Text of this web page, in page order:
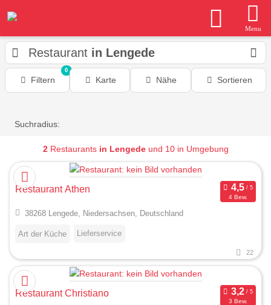
Menu
Restaurant in Lengede
Filtern
0
Karte Nähe Sortieren
Suchradius:
2Restaurants in Lengedeund 10 in Umgebung
Restaurant Athen
4 Bew.
38268 Lengede, Niedersachsen, Deutschland
Art der Küche Lieferservice
22
Restaurant Christiano
3 Bew.